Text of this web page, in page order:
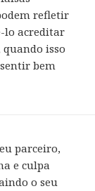
refletir
lo acreditar
quando isso
bem
parceiro,
e culpa
o seu